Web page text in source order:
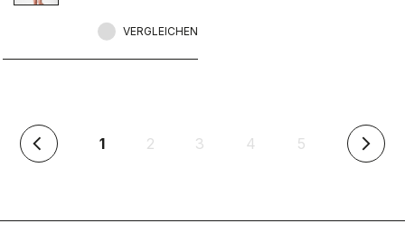
VERGLEICHEN
arrow_back_ios 1(aktuell)
2 3 4 5 arrow_forward_ios